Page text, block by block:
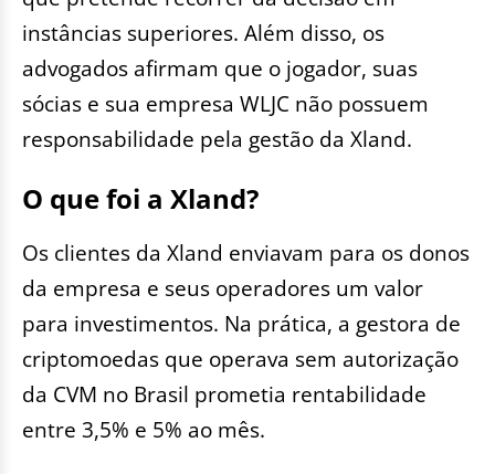
instâncias superiores. Além disso, os
advogados afirmam que o jogador, suas
sócias e sua empresa WLJC não possuem
responsabilidade pela gestão da Xland.
O que foi a Xland?
Os clientes da Xland enviavam para os donos
da empresa e seus operadores um valor
para investimentos. Na prática, a gestora de
criptomoedas que operava sem autorização
da CVM no Brasil prometia rentabilidade
entre 3,5% e 5% ao mês.